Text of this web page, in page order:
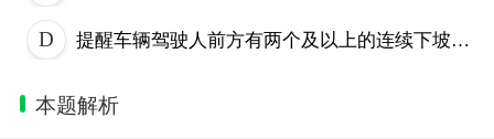
提醒车辆驾驶人前方有两个及以上的连续下坡路段
本题解析